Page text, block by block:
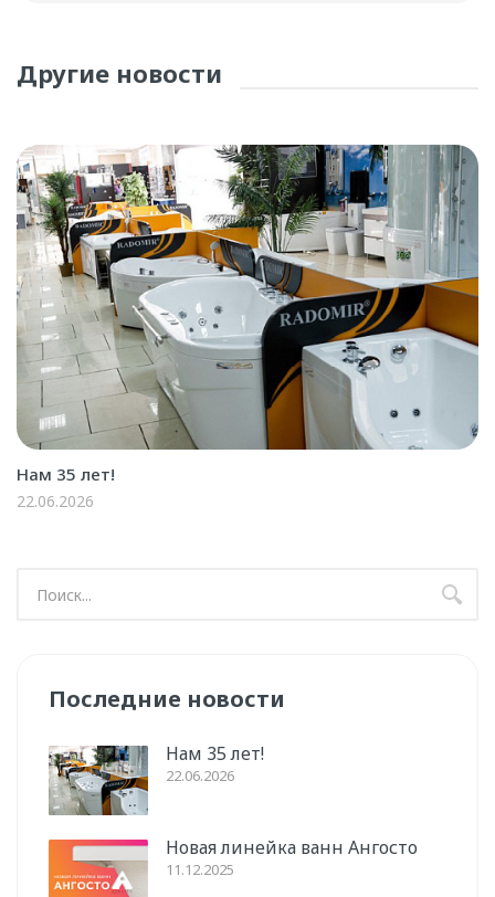
Другие новости
Нам 35 лет!
22.06.2026
Последние новости
Нам 35 лет!
22.06.2026
Новая линейка ванн Ангосто
11.12.2025